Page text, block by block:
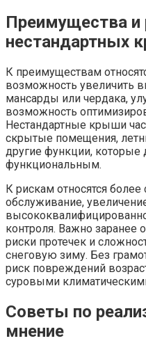
Преимущества и
нестандартных
К преимуществам
возможность увеличить
мансарды или чердака,
возможность
Нестандартные крыши
скрытые помещения,
другие функции,
функциональным.
К рискам относятся
обслуживание,
контроля. Важно заранее
риски протечек и
снеговую зиму. Без
риск повреждений
суровыми
Советы по
мнение